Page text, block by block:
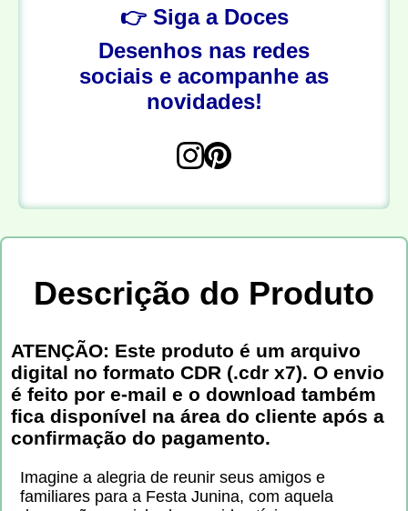
👉 Siga a Doces
Desenhos nas redes
sociais e acompanhe as
novidades!
Descrição do Produto
ATENÇÃO: Este produto é um arquivo
digital no formato CDR (.cdr x7). O envio
é feito por e-mail e o download também
fica disponível na área do cliente após a
confirmação do pagamento.
Imagine a alegria de reunir seus amigos e
familiares para a Festa Junina, com aquela